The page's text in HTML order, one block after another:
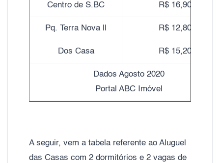
Centro de S.BC R$ 16,90
Pq. Terra Nova ll R$ 12,80
Dos Casa R$ 15,20
Dados Agosto 2020
Portal ABC Imóvel
A seguir, vem a tabela referente ao Aluguel
das Casas com 2 dormitórios e 2 vagas de